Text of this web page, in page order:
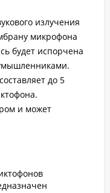
излучения
микрофона
будет испорчена
до 5
и может